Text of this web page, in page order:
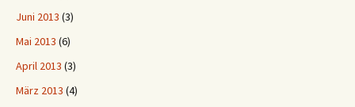
Juni 2013 (3)
Mai 2013 (6)
April 2013 (3)
März 2013 (4)